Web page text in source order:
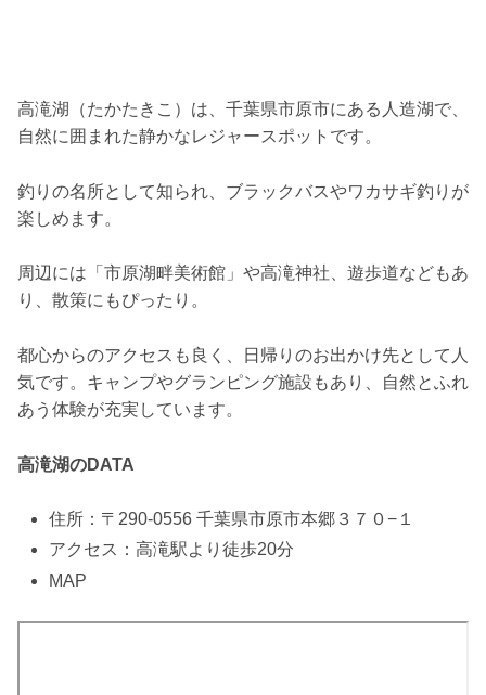
高滝湖（たかたきこ）は、千葉県市原市にある人造湖で、
自然に囲まれた静かなレジャースポットです。
釣りの名所として知られ、ブラックバスやワカサギ釣りが
楽しめます。
周辺には「市原湖畔美術館」や高滝神社、遊歩道などもあ
り、散策にもぴったり。
都心からのアクセスも良く、日帰りのお出かけ先として人
気です。キャンプやグランピング施設もあり、自然とふれ
あう体験が充実しています。
高滝湖のDATA
住所：〒290-0556 千葉県市原市本郷３７０−１
アクセス：高滝駅より徒歩20分
MAP